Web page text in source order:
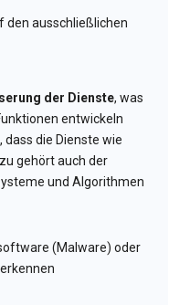
den ausschließlichen
der Dienste, was
entwickeln
die Dienste wie
gehört auch der
und Algorithmen
(Malware) oder